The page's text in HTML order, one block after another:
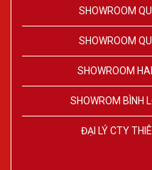
SHOWROOM
SHOWROOM
SHOWROOM
SHOWROM BÌNH
ĐẠI LÝ CTY